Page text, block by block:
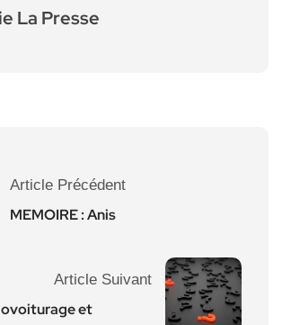
La Presse
Article Précédent
MEMOIRE : Anis
Article Suivant
et